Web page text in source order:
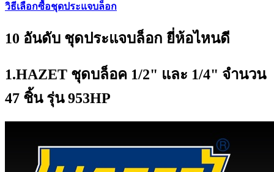
วิธีเลือกซื้อชุดประแจบล็อก
10 อันดับ ชุดประแจบล็อก ยี่ห้อไหนดี
1.HAZET ชุดบล็อค 1/2" และ 1/4" จำนวน
47 ชิ้น รุ่น 953HP